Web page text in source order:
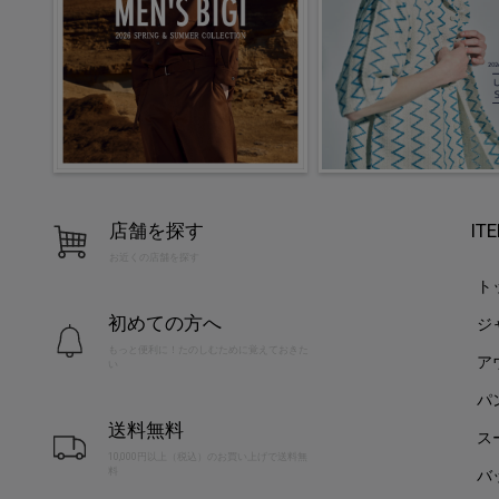
店舗を探す
お近くの店舗を探す
初めての方へ
送料無料
10,000円以上（税込）のお買い上げで送料無
ジ
ア
パ
ス
バ